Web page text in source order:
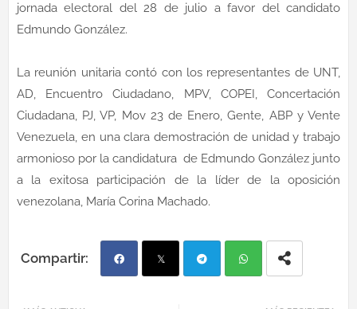
jornada electoral del 28 de julio a favor del candidato
Edmundo González.
La reunión unitaria contó con los representantes de UNT,
AD, Encuentro Ciudadano, MPV, COPEI, Concertación
Ciudadana, PJ, VP, Mov 23 de Enero, Gente, ABP y Vente
Venezuela, en una clara demostración de unidad y trabajo
armonioso por la candidatura de Edmundo González junto
a la exitosa participación de la líder de la oposición
venezolana, María Corina Machado.